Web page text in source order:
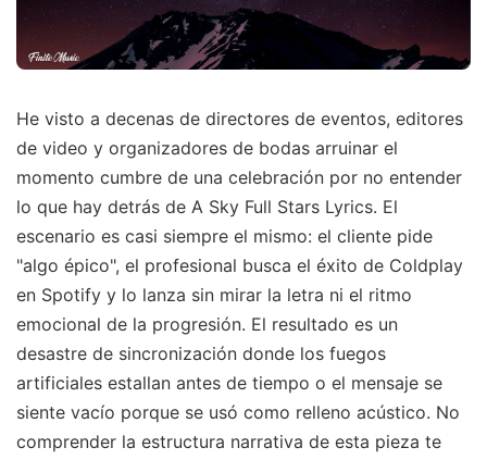
He visto a decenas de directores de eventos, editores
de video y organizadores de bodas arruinar el
momento cumbre de una celebración por no entender
lo que hay detrás de A Sky Full Stars Lyrics. El
escenario es casi siempre el mismo: el cliente pide
"algo épico", el profesional busca el éxito de Coldplay
en Spotify y lo lanza sin mirar la letra ni el ritmo
emocional de la progresión. El resultado es un
desastre de sincronización donde los fuegos
artificiales estallan antes de tiempo o el mensaje se
siente vacío porque se usó como relleno acústico. No
comprender la estructura narrativa de esta pieza te